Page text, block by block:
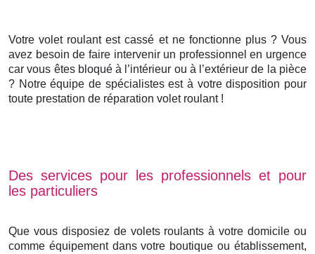
Votre volet roulant est cassé et ne fonctionne plus ? Vous
avez besoin de faire intervenir un professionnel en urgence
car vous êtes bloqué à l’intérieur ou à l’extérieur de la pièce
? Notre équipe de spécialistes est à votre disposition pour
toute prestation de réparation volet roulant !
Des services pour les professionnels et pour
les particuliers
Que vous disposiez de volets roulants à votre domicile ou
comme équipement dans votre boutique ou établissement,